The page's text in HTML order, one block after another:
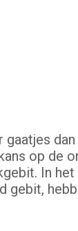
gaatjes
op de
In
gebit,